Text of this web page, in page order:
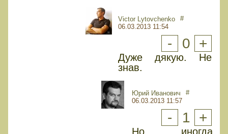
Victor Lytovchenko
06.03.2013 11:54
#
- 0 +
Дуже дякую. Не
знав.
Юрий Иванович
06.03.2013 11:57
#
- 1 +
Но иногда